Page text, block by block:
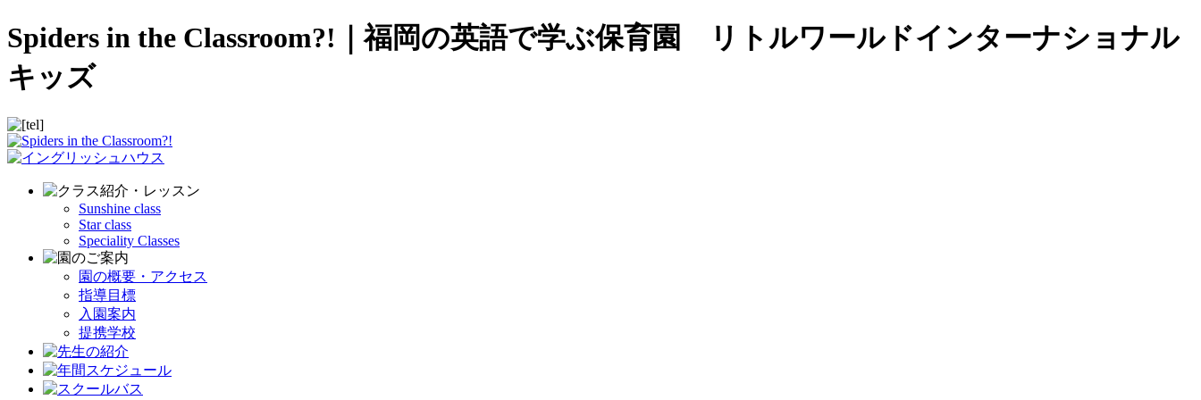
Spiders in the Classroom?!｜福岡の英語で学ぶ保育園 リトルワールドインターナショナル
キッズ
Sunshine class
Star class
Speciality Classes
園の概要・アクセス
指導目標
入園案内
提携学校